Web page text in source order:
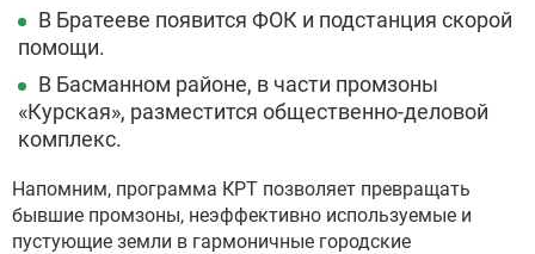
В Братееве появится ФОК и подстанция скорой
помощи.
В Басманном районе, в части промзоны
«Курская», разместится общественно-деловой
комплекс.
Напомним, программа КРТ позволяет превращать
бывшие промзоны, неэффективно используемые и
пустующие земли в гармоничные городские